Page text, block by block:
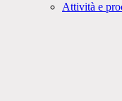
Attività e